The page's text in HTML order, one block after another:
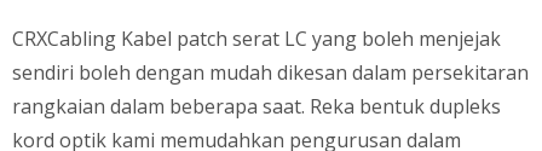
CRXCabling Kabel patch serat LC yang boleh menjejak
sendiri boleh dengan mudah dikesan dalam persekitaran
rangkaian dalam beberapa saat. Reka bentuk dupleks
kord optik kami memudahkan pengurusan dalam